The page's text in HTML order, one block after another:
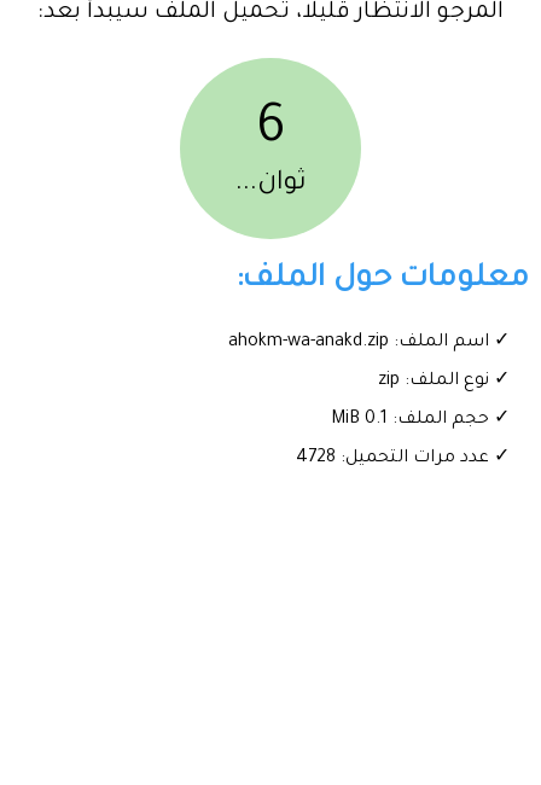
المرجو الانتظار قليلا، تحميل الملف سيبدأ بعد:
6
ثوان...
معلومات حول الملف:
✓ اسم الملف: ahokm-wa-anakd.zip
✓ نوع الملف: zip
✓ حجم الملف: 0.1 MiB
✓ عدد مرات التحميل: 4728